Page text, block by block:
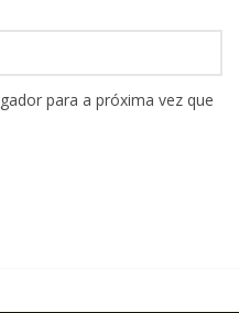
para a próxima vez que